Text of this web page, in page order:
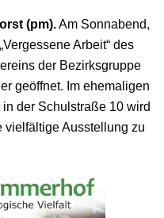
(pm).Am Sonnabend,
Arbeit“ des
der Bezirksgruppe
geöffnet. Im ehemaligen
der Schulstraße 10 wird
vielfältige Ausstellung zu